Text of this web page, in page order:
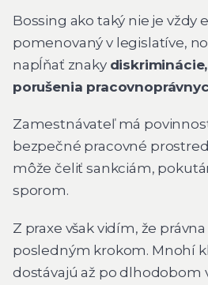
Bossing ako taký nie je vždy
pomenovaný v legislatíve,
napĺňať znaky
porušenia
Zamestnávateľ má
bezpečné pracovné
môže čeliť sankciám,
sporom.
Z praxe však vidím, že
posledným krokom. Mnohí
dostávajú až po dlhodobom